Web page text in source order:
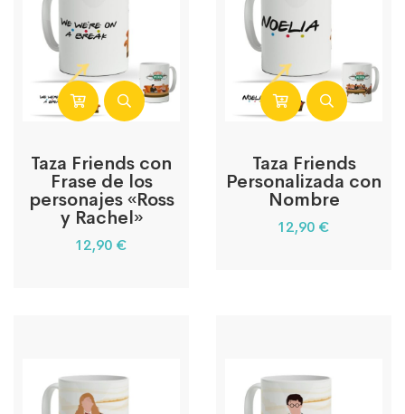
Taza Friends con
Frase de los
personajes «Ross
y Rachel»
12,90 €
Taza Friends
Personalizada con
Nombre
12,90 €